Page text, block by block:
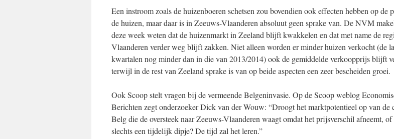
Een instroom zoals de huizenboeren schetsen zou bovendien ook effecten hebben op de
de huizen, maar daar is in Zeeuws-Vlaanderen absoluut geen sprake van. De NVM
deze week weten dat de huizenmarkt in Zeeland blijft kwakkelen en dat met name de
Vlaanderen verder weg blijft zakken. Niet alleen worden er minder huizen verkocht (de
kwartalen nog minder dan in die van 2013/2014) ook de gemiddelde verkoopprijs blijft
terwijl in de rest van Zeeland sprake is van op beide aspecten een zeer bescheiden groei.
Ook Scoop stelt vragen bij de vermeende Belgeninvasie. Op de Scoop weblog
Berichten zegt onderzoeker Dick van der Wouw: “Droogt het marktpotentieel op van de
Belg die de oversteek naar Zeeuws-Vlaanderen waagt omdat het prijsverschil afneemt, of
slechts een tijdelijk dipje? De tijd zal het leren.”